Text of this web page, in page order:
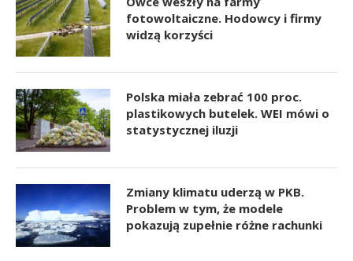
fotowoltaiczne. Hodowcy i firmy
widzą korzyści
Polska miała zebrać 100 proc.
plastikowych butelek. WEI mówi o
statystycznej iluzji
Zmiany klimatu uderzą w PKB.
Problem w tym, że modele
pokazują zupełnie różne rachunki